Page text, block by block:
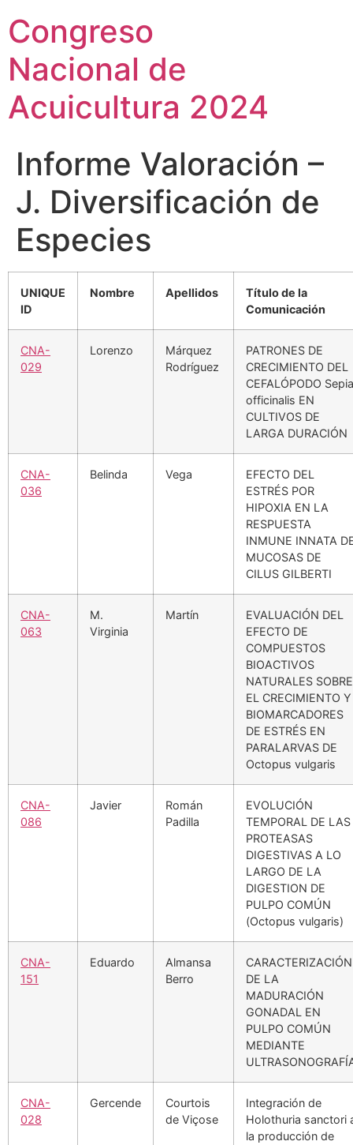
Congreso
Nacional de
Acuicultura 2024
Informe Valoración –
J. Diversificación de
Especies
UNIQUE
ID
Nombre Apellidos
Título de la
Comunicación
CNA-
029
Lorenzo
Márquez
Rodríguez
PATRONES DE
CRECIMIENTO DEL
CEFALÓPODO Sepia
officinalis EN
CULTIVOS DE
LARGA DURACIÓN
CNA-
036
Belinda Vega
EFECTO DEL
ESTRÉS POR
HIPOXIA EN LA
RESPUESTA
INMUNE INNATA
MUCOSAS DE
CILUS GILBERTI
CNA-
063
M.
Virginia
Martín
EVALUACIÓN DEL
EFECTO DE
COMPUESTOS
BIOACTIVOS
NATURALES SOBRE
EL CRECIMIENTO Y
BIOMARCADORES
DE ESTRÉS EN
PARALARVAS DE
Octopus vulgaris
CNA-
086
Javier
Román
Padilla
EVOLUCIÓN
TEMPORAL DE LAS
PROTEASAS
DIGESTIVAS A LO
LARGO DE LA
DIGESTION DE
PULPO COMÚN
(Octopus vulgaris)
CNA-
151
Eduardo
Almansa
Berro
CARACTERIZACIÓN
DE LA
MADURACIÓN
GONADAL EN
PULPO COMÚN
MEDIANTE
CNA-
028
Gercende
Courtois
de Viçose
Integración de
Holothuria sanctori
la producción de